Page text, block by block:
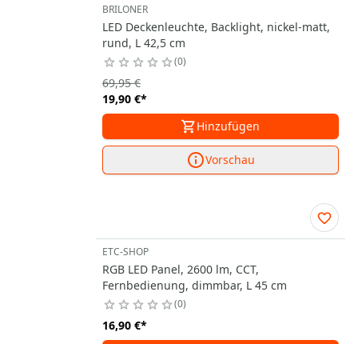
BRILONER
LED Deckenleuchte, Backlight, nickel-matt,
rund, L 42,5 cm
0
19,90 €*
69,95 €
Hinzufügen
Vorschau
ETC-SHOP
RGB LED Panel, 2600 lm, CCT,
Fernbedienung, dimmbar, L 45 cm
0
16,90 €*